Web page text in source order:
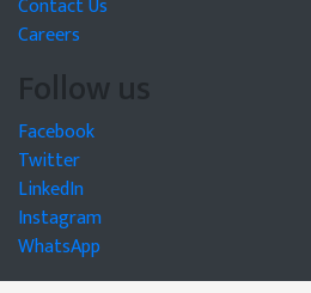
Careers
Follow us
Facebook
Twitter
LinkedIn
Instagram
WhatsApp